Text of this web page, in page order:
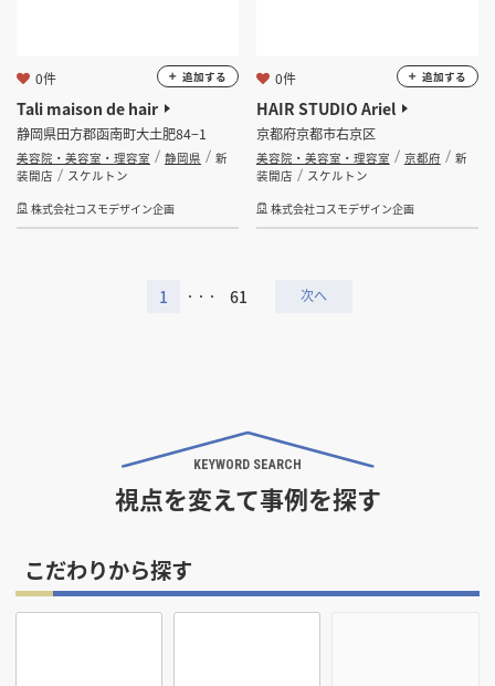
Tali maison de hair
静岡県田方郡函南町大土肥84−1
美容院・美容室・理容室 静岡県
新
装開店
スケルトン
株式会社コスモデザイン企画
0件 追加する
HAIR STUDIO Ariel
京都府京都市右京区
美容院・美容室・理容室 京都府
新
装開店
スケルトン
株式会社コスモデザイン企画
0件 追加する
1 ・・・ 61
KEYWORD SEARCH
視点を変えて事例を探す
こだわりから探す